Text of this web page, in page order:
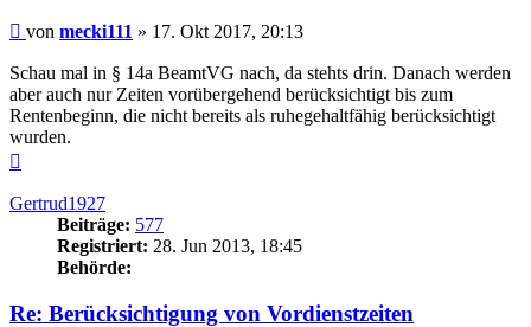
Beitrag
von mecki111 » 17. Okt 2017, 20:13
Schau mal in § 14a BeamtVG nach, da stehts drin. Danach werden
aber auch nur Zeiten vorübergehend berücksichtigt bis zum
Rentenbeginn, die nicht bereits als ruhegehaltfähig berücksichtigt
wurden.
Gertrud1927
Beiträge: 577
Registriert: 28. Jun 2013, 18:45
Behörde:
Re: Berücksichtigung von Vordienstzeiten